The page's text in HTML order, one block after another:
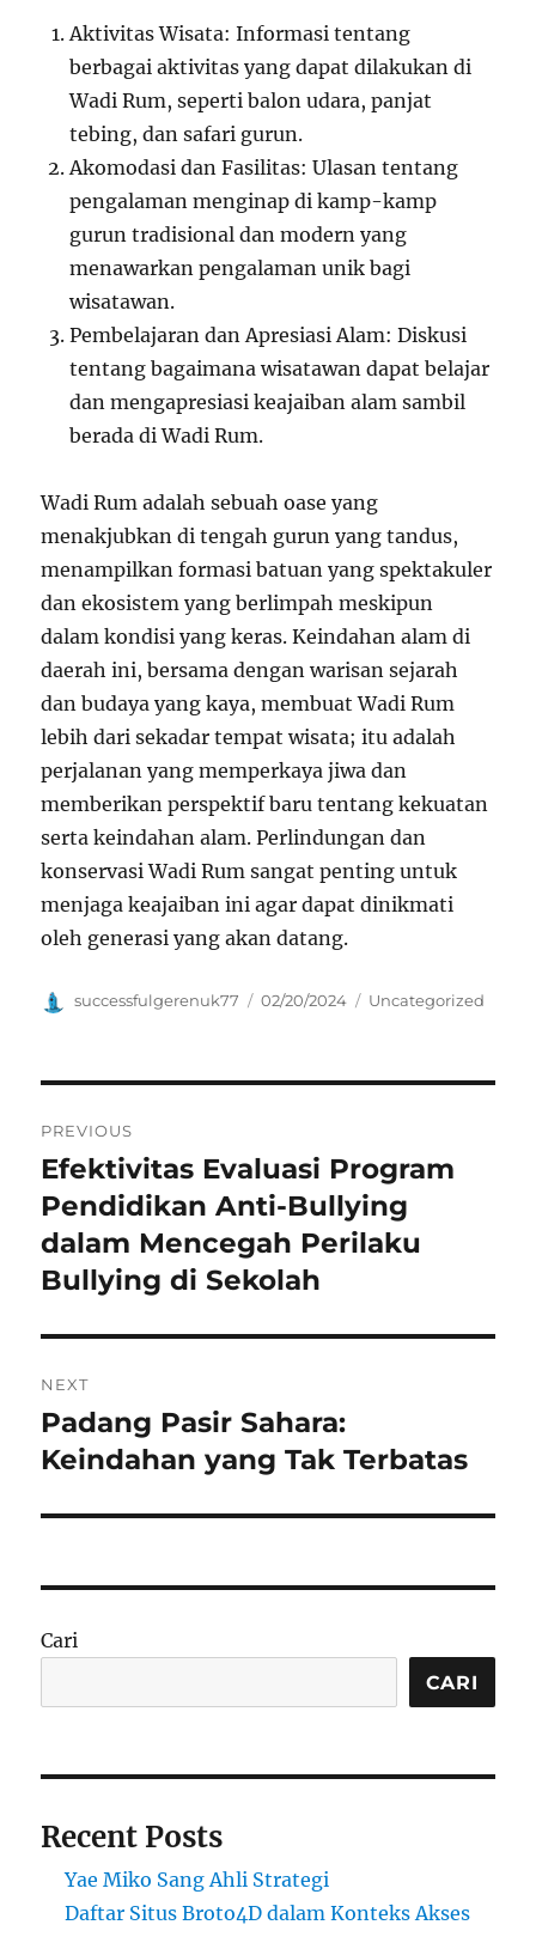
Aktivitas Wisata: Informasi tentang
berbagai aktivitas yang dapat dilakukan di
Wadi Rum, seperti balon udara, panjat
tebing, dan safari gurun.
Akomodasi dan Fasilitas: Ulasan tentang
pengalaman menginap di kamp-kamp
gurun tradisional dan modern yang
menawarkan pengalaman unik bagi
wisatawan.
Pembelajaran dan Apresiasi Alam: Diskusi
tentang bagaimana wisatawan dapat belajar
dan mengapresiasi keajaiban alam sambil
berada di Wadi Rum.
Wadi Rum adalah sebuah oase yang
menakjubkan di tengah gurun yang tandus,
menampilkan formasi batuan yang spektakuler
dan ekosistem yang berlimpah meskipun
dalam kondisi yang keras. Keindahan alam di
daerah ini, bersama dengan warisan sejarah
dan budaya yang kaya, membuat Wadi Rum
lebih dari sekadar tempat wisata; itu adalah
perjalanan yang memperkaya jiwa dan
memberikan perspektif baru tentang kekuatan
serta keindahan alam. Perlindungan dan
konservasi Wadi Rum sangat penting untuk
menjaga keajaiban ini agar dapat dinikmati
oleh generasi yang akan datang.
Author
successfulgerenuk77
Posted
02/20/2024 Categories
Uncategorized
pos
PREVIOUS
Previous
post:
Efektivitas Evaluasi Program
Pendidikan Anti-Bullying
dalam Mencegah Perilaku
Bullying di Sekolah
NEXT
Next
post:
Padang Pasir Sahara:
Keindahan yang Tak Terbatas
Cari
CARI
Recent Posts
Yae Miko Sang Ahli Strategi
Daftar Situs Broto4D dalam Konteks Akses